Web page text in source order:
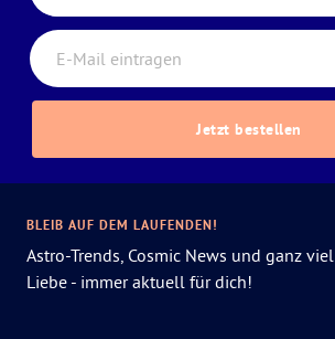
Jetzt bestellen
BLEIB AUF DEM LAUFENDEN!
Astro-Trends, Cosmic News und ganz viel
Liebe - immer aktuell für dich!